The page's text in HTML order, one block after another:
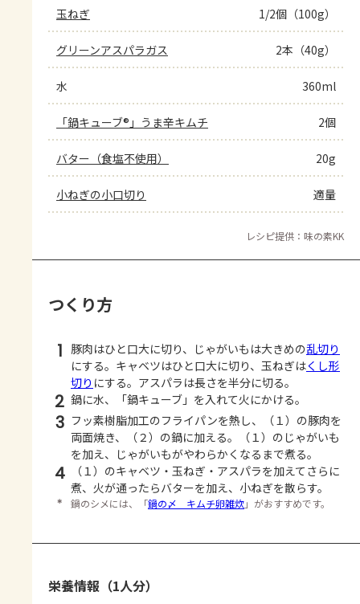
玉ねぎ 1/2個（100g）
グリーンアスパラガス 2本（40g）
水 360ml
「鍋キューブ®」うま辛キムチ 2個
バター（食塩不使用） 20g
小ねぎの小口切り 適量
レシピ提供：味の素KK
つくり方
1 豚肉はひと口大に切り、じゃがいもは大きめの乱切り
にする。キャベツはひと口大に切り、玉ねぎはくし形
切り にする。アスパラは長さを半分に切る。
2 鍋に水、「鍋キューブ」を入れて火にかける。
3 フッ素樹脂加工のフライパンを熱し、（１）の豚肉を
両面焼き、（２）の鍋に加える。（１）のじゃがいも
を加え、じゃがいもがやわらかくなるまで煮る。
4
（１）のキャベツ・玉ねぎ・アスパラを加えてさらに
煮、火が通ったらバターを加え、小ねぎを散らす。
＊ 鍋のシメには、「鍋の〆 キムチ卵雑炊」がおすすめです。
栄養情報（1人分）